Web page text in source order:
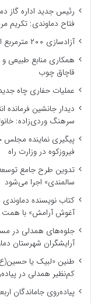
رئیس جدید اداره گاز
فتاح دماوندی: تکریم
آزادسازی ۲۰۰ مترمربع از اراضی ملی در پلاک مغانک شهرستان دماوند
همکاری منابع طبیعی و
قاچاق چوب
عملیات حفاری چاه
دیدار جانشین فرمانده
سرهنگ وردی‌زاده:
پیگیری نماینده مجلس
فیروزکوه در وزارت راه
تدوین طرح جامع
سالمندی» اجرا می‌شود
کتاب نویسنده
آغوش آرامش» با همت
جلوه‌های همدلی در
آرایشگران شهرستان
کم‌نظیر همدلی در
پیاده‌روی جاماندگان